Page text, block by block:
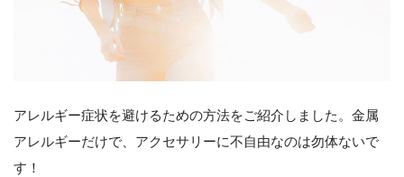
アレルギー症状を避けるための方法をご紹介しました。金属
アレルギーだけで、アクセサリーに不自由なのは勿体ないで
す！